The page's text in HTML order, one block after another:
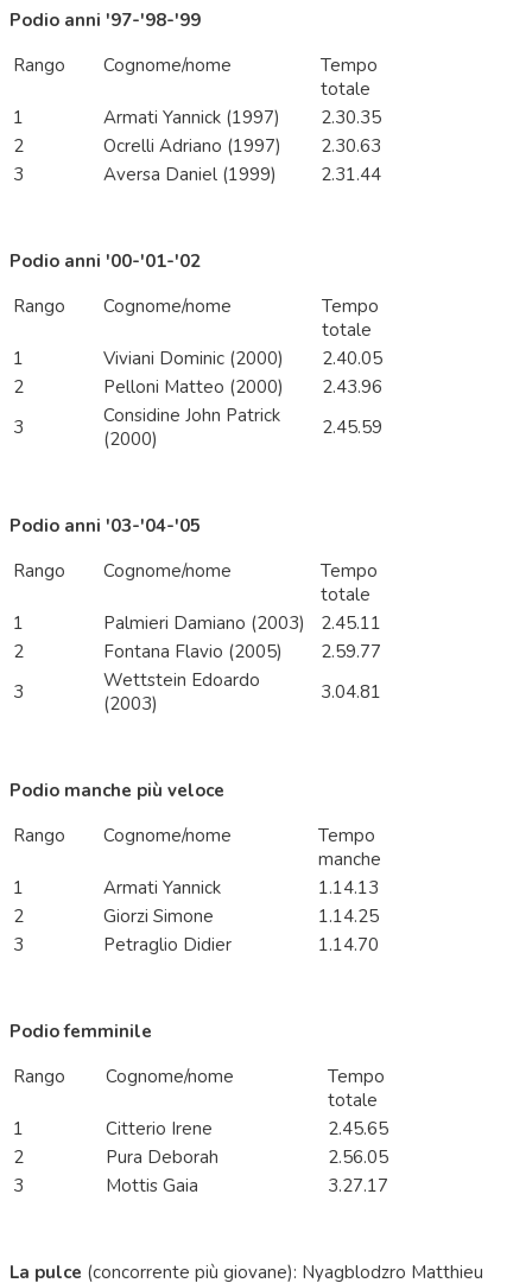
Podio anni '97-'98-'99
Rango
Cognome/nome
Tempo
totale
1
Armati Yannick (1997)
2.30.35
2
Ocrelli Adriano (1997)
2.30.63
3
Aversa Daniel (1999) 2.31.44
Podio anni '00-'01-'02
Rango
Cognome/nome
Tempo
totale
1
Viviani Dominic (2000)
2.40.05
2
Pelloni Matteo (2000)
2.43.96
3
Considine John Patrick
(2000)
2.45.59
Podio anni '03-'04-'05
Rango
Cognome/nome
Tempo
totale
1
Palmieri Damiano (2003)
2.45.11
2
Fontana Flavio (2005)
2.59.77
3
Wettstein Edoardo
(2003)
3.04.81
Podio manche più veloce
Rango
Cognome/nome
Tempo
manche
1
Armati Yannick
1.14.13
2
Giorzi Simone
1.14.25
3
Petraglio Didier 1.14.70
Podio femminile
Rango
Cognome/nome
Tempo
totale
1
Citterio Irene
2.45.65
2
Pura Deborah
2.56.05
3
Mottis Gaia 3.27.17
La pulce (concorrente più giovane): Nyagblodzro Matthieu